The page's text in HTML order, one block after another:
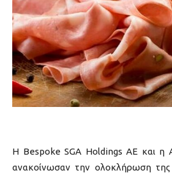
Η Bespoke SGA Holdings ΑΕ και
ανακοίνωσαν την ολοκλήρωση της